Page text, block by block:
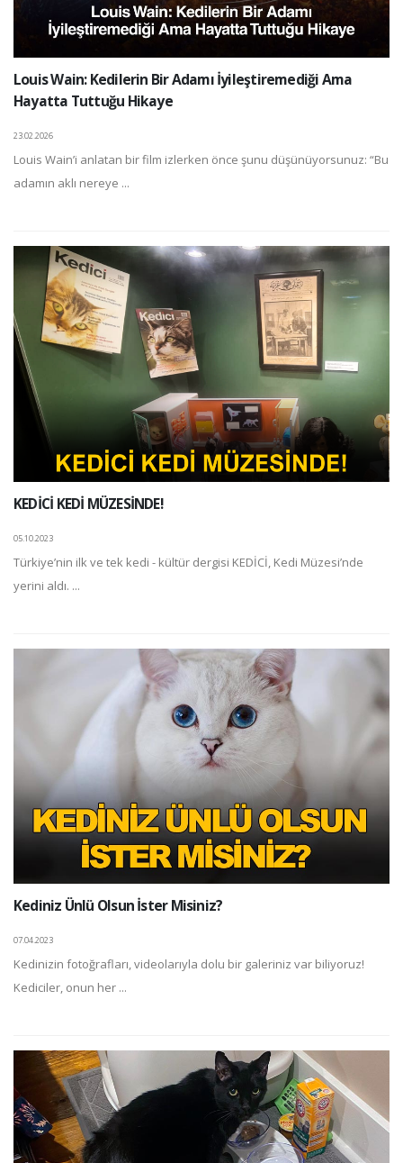
Louis Wain: Kedilerin Bir Adamı İyileştiremediği Ama
Hayatta Tuttuğu Hikaye
23.02.2026
Louis Wain’i anlatan bir film izlerken önce şunu düşünüyorsunuz: “Bu
adamın aklı nereye ...
KEDİCİ KEDİ MÜZESİNDE!
05.10.2023
Türkiye’nin ilk ve tek kedi - kültür dergisi KEDİCİ, Kedi Müzesi’nde
yerini aldı. ...
Kediniz Ünlü Olsun İster Misiniz?
07.04.2023
Kedinizin fotoğrafları, videolarıyla dolu bir galeriniz var biliyoruz!
Kediciler, onun her ...